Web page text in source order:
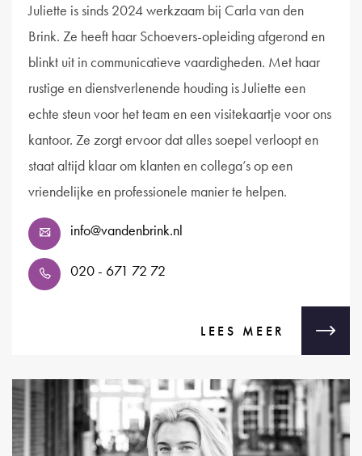
Juliette is sinds 2024 werkzaam bij Carla van den
Brink. Ze heeft haar Schoevers-opleiding afgerond en
blinkt uit in communicatieve vaardigheden. Met haar
rustige en dienstverlenende houding is Juliette een
echte steun voor het team en een visitekaartje voor ons
kantoor. Ze zorgt ervoor dat alles soepel verloopt en
staat altijd klaar om klanten en collega’s op een
vriendelijke en professionele manier te helpen.
info@vandenbrink.nl
020 - 671 72 72
LEES MEER